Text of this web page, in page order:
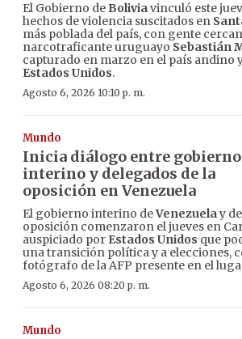
El Gobierno de Boliviavinculó este
hechos de violencia suscitados en
más poblada del país, con gente
narcotraficante uruguayo Sebastián
capturado en marzo en el país andino
Estados Unidos.
Agosto 6, 2026 10:10 p. m.
Mundo
Inicia diálogo entre gobierno
interino y delegados de la
oposición en Venezuela
El gobierno interino deVenezuelay
oposición comenzaron el jueves en
auspiciado por Estados Unidos que
una transición política y a elecciones,
fotógrafo de la AFP presente en el
Agosto 6, 2026 08:20 p. m.
Mundo